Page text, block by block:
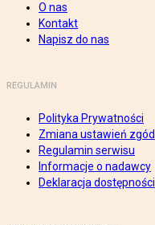
O nas
Kontakt
Napisz do nas
REGULAMIN
Polityka Prywatności
Zmiana ustawień zgód
Regulamin serwisu
Informacje o nadawcy
Deklaracja dostępności